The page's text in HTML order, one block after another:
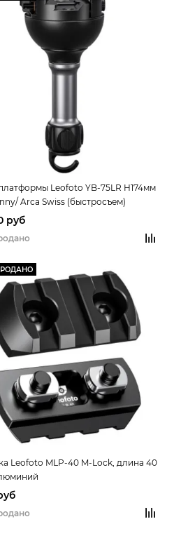
Leofoto YB-75LR H174мм
Arca Swiss (быстросъем)
руб
Leofoto MLP-40 M-Lock, длина 40